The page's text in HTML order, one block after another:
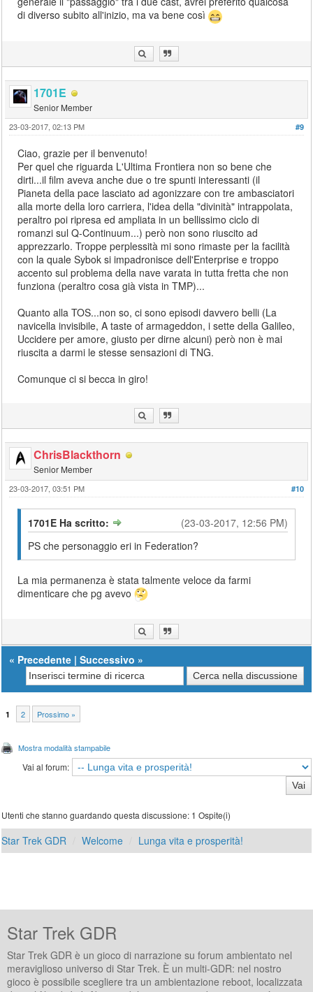
di diverso subito all'inizio, ma va bene così
1701E
Senior Member
#9
23-03-2017, 02:13 PM
Ciao, grazie per il benvenuto!
Per quel che riguarda L'Ultima Frontiera non so bene che
dirti...il film aveva anche due o tre spunti interessanti (il
Pianeta della pace lasciato ad agonizzare con tre ambasciatori
alla morte della loro carriera, l'idea della "divinità" intrappolata,
peraltro poi ripresa ed ampliata in un bellissimo ciclo di
romanzi sul Q-Continuum...) però non sono riuscito ad
apprezzarlo. Troppe perplessità mi sono rimaste per la facilità
con la quale Sybok si impadronisce dell'Enterprise e troppo
accento sul problema della nave varata in tutta fretta che non
funziona (peraltro cosa già vista in TMP)...
Quanto alla TOS...non so, ci sono episodi davvero belli (La
navicella invisibile, A taste of armageddon, i sette della Galileo,
Uccidere per amore, giusto per dirne alcuni) però non è mai
riuscita a darmi le stesse sensazioni di TNG.
Comunque ci si becca in giro!
ChrisBlackthorn
Senior Member
#10
23-03-2017, 03:51 PM
(23-03-2017, 12:56 PM)
1701E Ha scritto:
PS che personaggio eri in Federation?
La mia permanenza è stata talmente veloce da farmi
dimenticare che pg avevo
« Precedente |Successivo »
1 2 Prossimo »
Mostra modalità stampabile
Vai al forum:
Utenti che stanno guardando questa discussione: 1 Ospite(i)
Star Trek GDR Welcome Lunga vita e prosperità!
Star Trek GDR
Star Trek GDR è un gioco di narrazione su forum ambientato nel
meraviglioso universo di Star Trek. È un multi-GDR: nel nostro
gioco è possibile scegliere tra un ambientazione reboot, localizzata